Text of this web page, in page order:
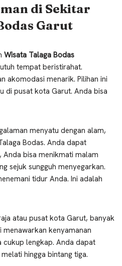
di Sekitar
Garut
Wisata Talaga Bodas
tempat beristirahat.
akomodasi menarik. Pilihan ini
di pusat kota Garut. Anda bisa
menyatu dengan alam,
Bodas. Anda dapat
Anda bisa menikmati malam
sejuk sungguh menyegarkan.
tidur Anda. Ini adalah
atau pusat kota Garut, banyak
kenyamanan
lengkap. Anda dapat
hingga bintang tiga.